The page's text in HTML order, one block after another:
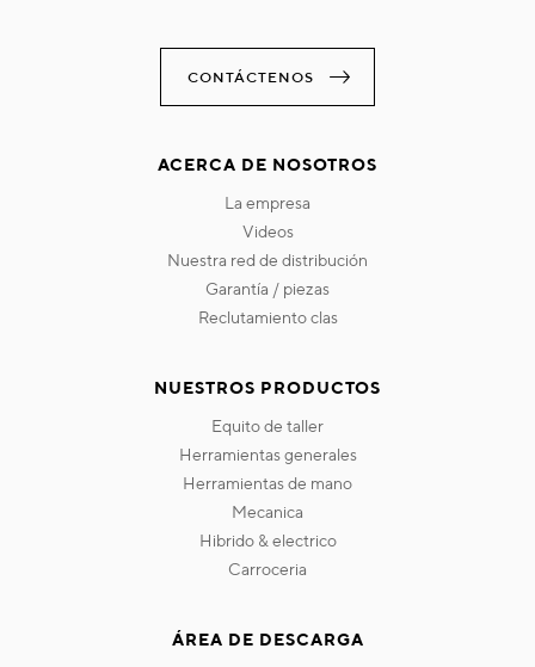
CONTÁCTENOS
ACERCA DE NOSOTROS
la empresa
videos
nuestra red de distribución
garantía / piezas
reclutamiento clas
NUESTROS PRODUCTOS
equito de taller
herramientas generales
herramientas de mano
mecanica
hibrido & electrico
carroceria
ÁREA DE DESCARGA